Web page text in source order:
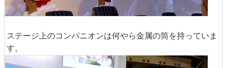
ステージ上のコンパニオンは何やら金属の筒を持っていま
す。